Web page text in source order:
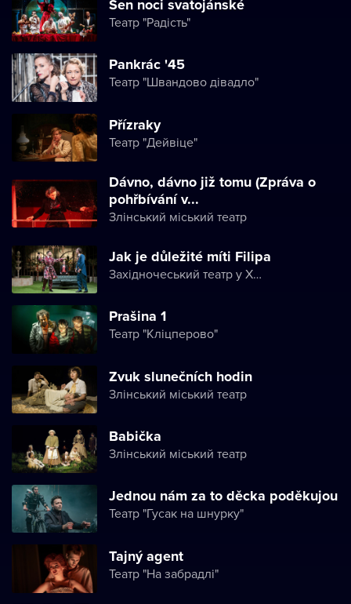
Sen noci svatojánské
Театр "Радість"
Pankrác '45
Театр "Швандово дівадло"
Přízraky
Театр "Дейвіце"
Dávno, dávno již tomu (Zpráva o
pohřbívání v...
Злінський міський театр
Jak je důležité míti Filipa
Західночеський театр у Хебі
Prašina 1
Театр "Кліцперово"
Zvuk slunečních hodin
Злінський міський театр
Babička
Злінський міський театр
Jednou nám za to děcka poděkujou
Театр "Гусак на шнурку"
Tajný agent
Театр "На забрадлі"